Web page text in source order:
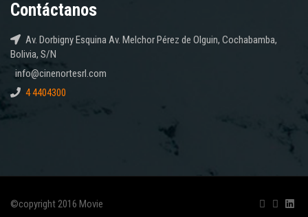
Contáctanos
Av. Dorbigny Esquina Av. Melchor Pérez de Olguin, Cochabamba,
Bolivia, S/N
info@cinenortesrl.com
4 4404300
©copyright 2016 Movie